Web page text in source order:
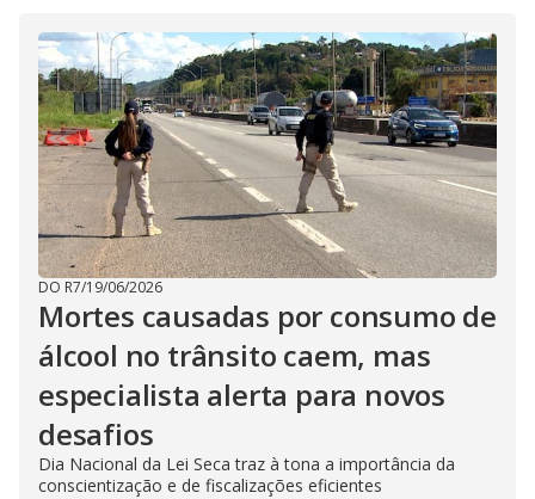
DO R7/19/06/2026
Mortes causadas por consumo de
álcool no trânsito caem, mas
especialista alerta para novos
desafios
Dia Nacional da Lei Seca traz à tona a importância da
conscientização e de fiscalizações eficientes